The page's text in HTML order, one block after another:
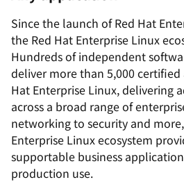
Since the launch of Red Hat
the Red Hat Enterprise Linux
Hundreds of independent
deliver more than 5,000
Hat Enterprise Linux, delivering
across a broad range of
networking to security and
Enterprise Linux ecosystem
supportable business
production use.